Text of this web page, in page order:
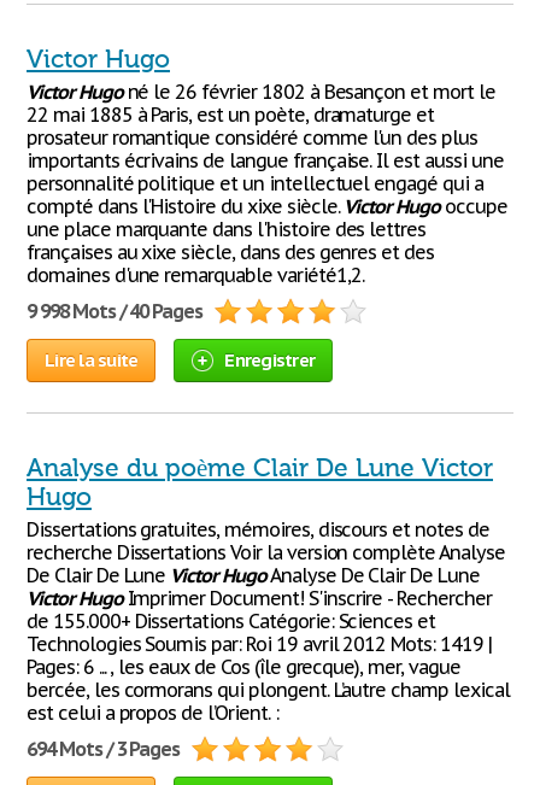
Victor Hugo
VictorHugoné le 26 février 1802 à Besançon et mort le
22 mai 1885 à Paris, est un poète, dramaturge et
prosateur romantique considéré comme l'un des plus
importants écrivains de langue française. Il est aussi une
personnalité politique et un intellectuel engagé qui a
compté dans l'Histoire du xixe siècle. Victor Hugooccupe
une place marquante dans l'histoire des lettres
françaises au xixe siècle, dans des genres et des
domaines d'une remarquable variété1,2.
9 998 Mots / 40 Pages
Lire la suite Enregistrer
Analyse du poème Clair De Lune Victor
Hugo
Dissertations gratuites, mémoires, discours et notes de
recherche Dissertations Voir la version complète Analyse
De Clair De Lune Victor HugoAnalyse De Clair De Lune
VictorHugoImprimer Document! S'inscrire - Rechercher
de 155.000+ Dissertations Catégorie: Sciences et
Technologies Soumis par: Roi 19 avril 2012 Mots: 1419 |
Pages: 6 ... , les eaux de Cos (île grecque), mer, vague
bercée, les cormorans qui plongent. L’autre champ lexical
est celui a propos de l’Orient. :
694 Mots / 3 Pages